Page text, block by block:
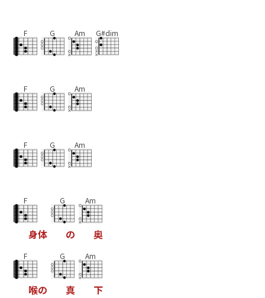
F G Am G#dim
F G Am
F G Am
F
身体
G
の
Am
奥
F
喉の
G
真
Am
下